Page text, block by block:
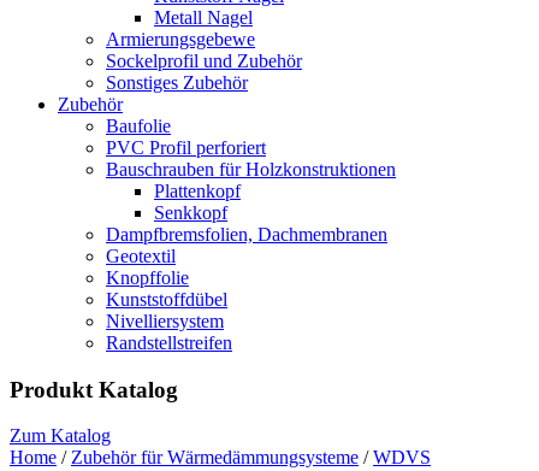
Metall Nagel
Armierungsgebewe
Sockelprofil und Zubehör
Sonstiges Zubehör
Zubehör
Baufolie
PVC Profil perforiert
Bauschrauben für Holzkonstruktionen
Plattenkopf
Senkkopf
Dampfbremsfolien, Dachmembranen
Geotextil
Knopffolie
Kunststoffdübel
Nivelliersystem
Randstellstreifen
Produkt Katalog
Zum Katalog
Home /Zubehör für Wärmedämmungsysteme /WDVS